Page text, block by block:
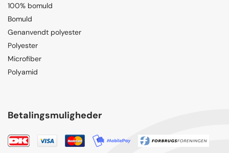
100% bomuld
Bomuld
Genanvendt polyester
Polyester
Microfiber
Polyamid
Betalingsmuligheder